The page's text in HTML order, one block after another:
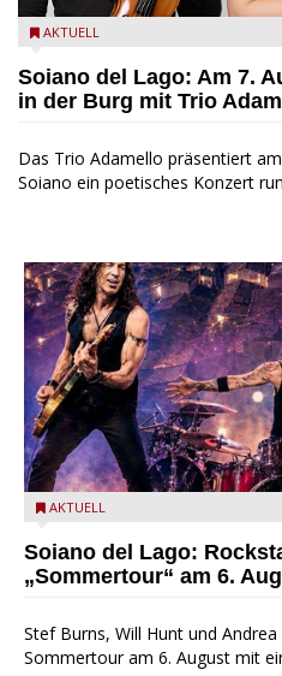
Trio Adamello
AKTUELL
Soiano del Lago: Am 7.
in der Burg mit Trio
Das Trio Adamello präsentiert
Soiano ein poetisches Konzert
Stef Burns, Will Hunt und
AKTUELL
Soiano del Lago:
„Sommertour“ am 6.
Stef Burns, Will Hunt und
Sommertour am 6. August mit